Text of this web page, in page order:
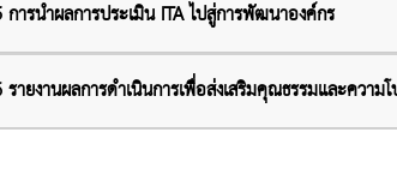
การนำผลการประเมิน ITA ไปสู่การพัฒนาองค์กร
ายงานผลการดำเนินการเพื่อส่งเสริมคุณธรรมและควา